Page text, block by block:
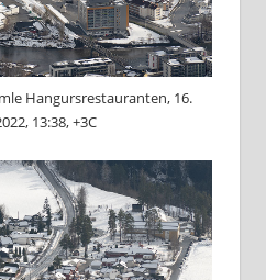
Hangursrestauranten, 16.
13:38, +3C